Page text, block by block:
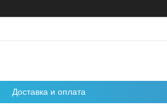
Доставка и оплата